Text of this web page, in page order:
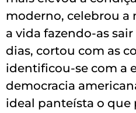
moderno, celebrou a
a vida fazendo-as
dias, cortou com as
identificou-se com a
democracia
ideal panteísta o que